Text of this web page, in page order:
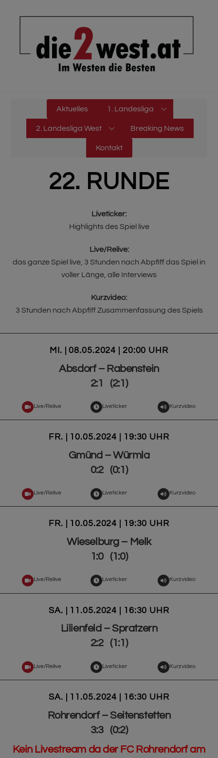
Aktuelles 1. Landesliga
2. Landesliga West Breaking News
Kontakt
22. RUNDE
Liveticker:
Highlights des Spiel live
Live/Relive:
das ganze Spiel live, 3 Stunden nach Abpfiff das Spiel in
voller Länge, alle Interviews
Kurzvideo:
3 Stunden nach Abpfiff Zusammenfassung des Spiels
MI. | 08.05.2024 | 20:00 UHR
Absdorf – Rabenstein
2:1 (2:1)
Live/Relive Liveticker Kurzvideo
FR. | 10.05.2024 | 19:30 UHR
Gmünd – Würmla
0:2 (0:1)
Live/Relive Liveticker Kurzvideo
FR. | 10.05.2024 | 19:30 UHR
Wieselburg – Melk
1:0 (1:0)
Live/Relive Liveticker Kurzvideo
SA. | 11.05.2024 | 16:30 UHR
Lilienfeld – Spratzern
2:2 (1:1)
Live/Relive Liveticker Kurzvideo
SA. | 11.05.2024 | 16:30 UHR
Rohrendorf – Seitenstetten
3:3 (0:2)
Kein Livestream da der FC Rohrendorf am